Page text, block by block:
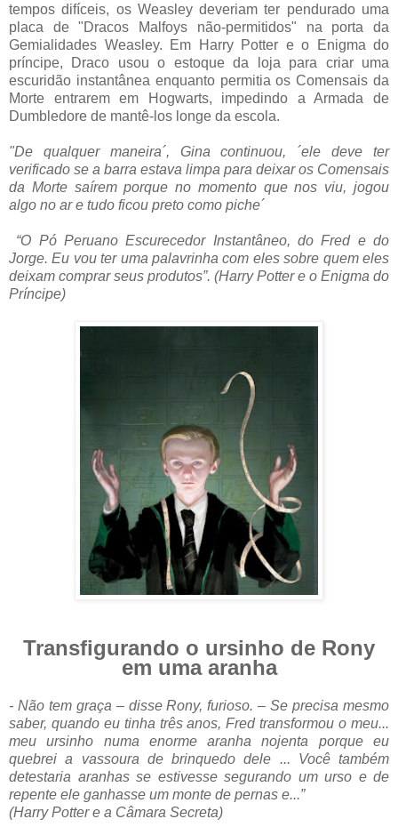
tempos difíceis, os Weasley deveriam ter pendurado uma
placa de "Dracos Malfoys não-permitidos" na porta da
Gemialidades Weasley. Em Harry Potter e o Enigma do
príncipe, Draco usou o estoque da loja para criar uma
escuridão instantânea enquanto permitia os Comensais da
Morte entrarem em Hogwarts, impedindo a Armada de
Dumbledore de mantê-los longe da escola.
"De qualquer maneira´, Gina continuou, ´ele deve ter
verificado se a barra estava limpa para deixar os Comensais
da Morte saírem porque no momento que nos viu, jogou
algo no ar e tudo ficou preto como piche´
“O Pó Peruano Escurecedor Instantâneo, do Fred e do
Jorge. Eu vou ter uma palavrinha com eles sobre quem eles
deixam comprar seus produtos”. (Harry Potter e o Enigma do
Príncipe)
Transfigurando o ursinho de Rony
em uma aranha
- Não tem graça – disse Rony, furioso. – Se precisa mesmo
saber, quando eu tinha três anos, Fred transformou o meu...
meu ursinho numa enorme aranha nojenta porque eu
quebrei a vassoura de brinquedo dele ... Você também
detestaria aranhas se estivesse segurando um urso e de
repente ele ganhasse um monte de pernas e...”
(Harry Potter e a Câmara Secreta)